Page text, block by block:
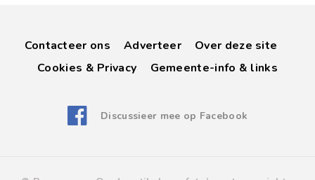
Contacteer ons Adverteer
Over deze site
Cookies & Privacy
Gemeente-info & links
Discussieer mee op Facebook